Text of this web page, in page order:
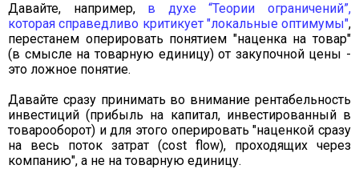
Давайте, например, в духе “Теории ограничений”,
которая справедливо критикует "локальные оптимумы",
перестанем оперировать понятием "наценка на товар"
(в смысле на товарную единицу) от закупочной цены -
это ложное понятие.
Давайте сразу принимать во внимание рентабельность
инвестиций (прибыль на капитал, инвестированный в
товарооборот) и для этого оперировать "наценкой сразу
на весь поток затрат (cost flow), проходящих через
компанию", а не на товарную единицу.